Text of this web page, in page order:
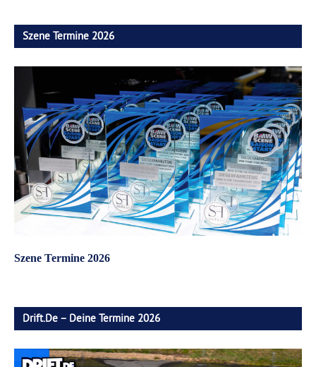
Szene Termine 2026
Szene Termine 2026
Drift.de – Deine Termine 2026